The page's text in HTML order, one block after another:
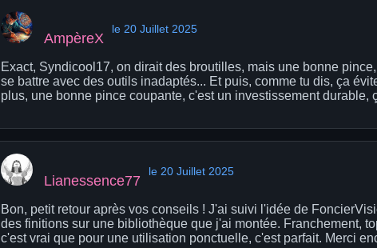
AmpèreX
le 20 Juillet 2025
Exact, Syndicool17, on dirait des broutilles, mais une bonne
se battre avec des outils inadaptés... Et puis, comme tu dis, ça
plus, une bonne pince coupante, c'est un investissement durable,
Lianessence77
le 20 Juillet 2025
Bon, petit retour après vos conseils ! J'ai suivi l'idée de
des finitions sur une bibliothèque que j'ai montée. Franchement,
c'est vrai que pour une utilisation ponctuelle, c'est parfait. Merci